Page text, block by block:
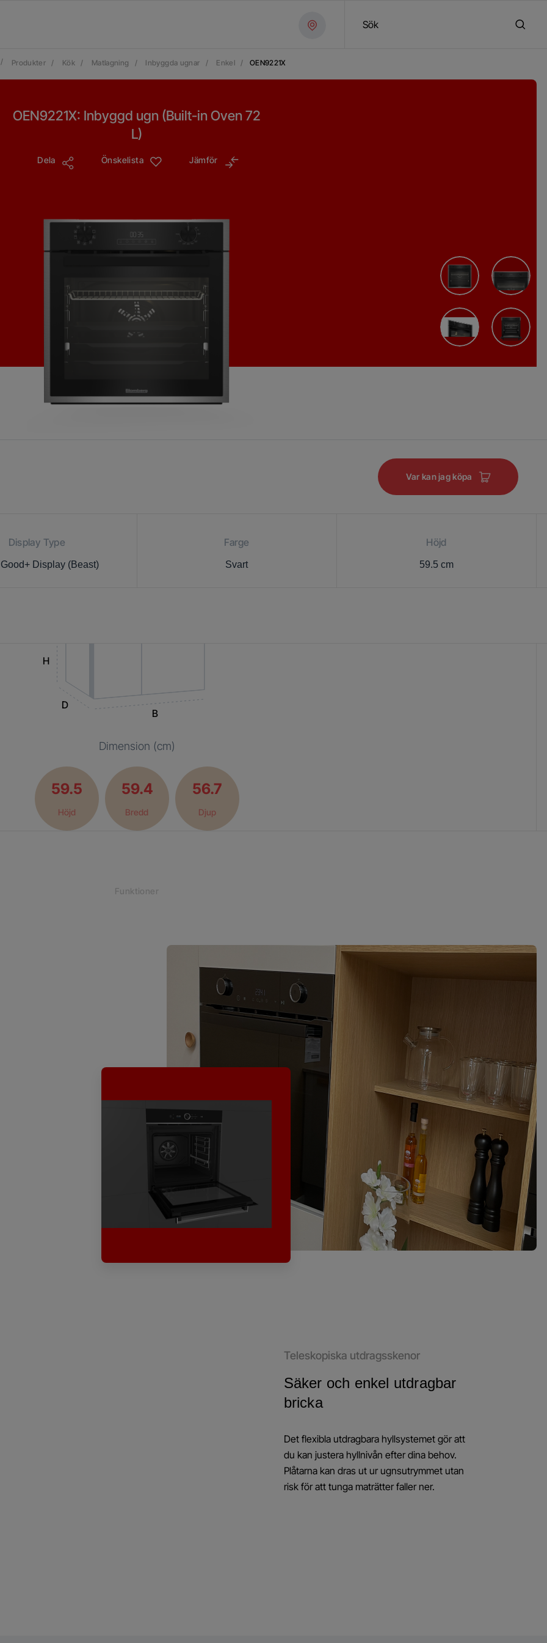
Sök
/ Produkter / Kök / Matlagning / Inbyggda ugnar / Enkel / OEN9221X
OEN9221X: Inbyggd ugn (Built-in Oven 72
L)
Dela Önskelista Jämför
Var kan jag köpa
Display Type
Display (Beast)
Farge
Svart
Höjd
59.5 cm
H
D
B
Dimension (cm)
59.5
Höjd
59.4
Bredd
56.7
Djup
Funktioner
Teleskopiska utdragsskenor
Säker och enkel utdragbar
bricka
Det flexibla utdragbara hyllsystemet gör att
du kan justera hyllnivån efter dina behov.
Plåtarna kan dras ut ur ugnsutrymmet utan
risk för att tunga maträtter faller ner.